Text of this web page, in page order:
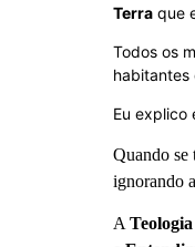
Terra que
Todos os
habitantes
Eu explico
Quando se
ignorando
A Teologia